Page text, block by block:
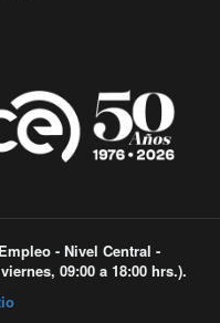
- Nivel Central -
09:00 a 18:00 hrs.).